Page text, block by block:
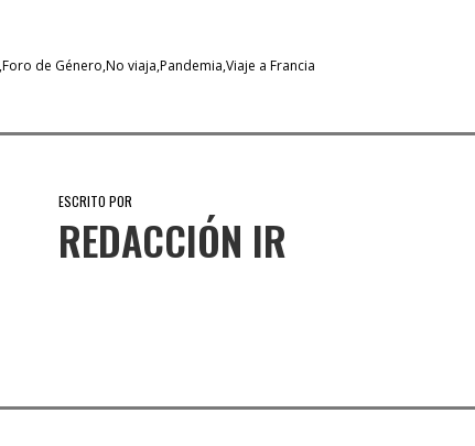
Foro de Género No viaja Pandemia Viaje a Francia
ESCRITO POR
REDACCIÓN IR